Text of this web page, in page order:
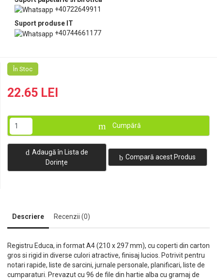
+40722649911
Suport produse IT
+40744661177
În Stoc
22.65 LEI
Cumpără
Adaugă în Lista de
Dorințe
Compară acest Produs
Descriere Recenzii (0)
Registru Educa, in format A4 (210 x 297 mm), cu coperti din carton
gros si rigid in diverse culori atractive, finisaj lucios. Potrivit pentru
notari rapide, liste de sarcini, jurnale personale, planificari, liste de
cumparaturi. Prevazut cu 96 de file din hartie alba cu gramaj de